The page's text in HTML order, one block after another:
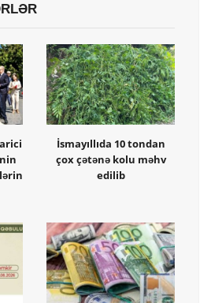
İsmayıllıda 10 tondan
çox çətənə kolu məhv
edilib